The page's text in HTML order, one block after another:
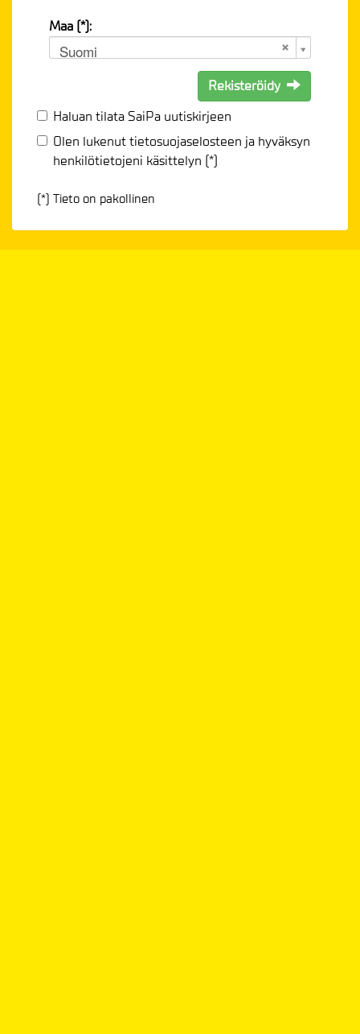
Maa (*):
Suomi
Rekisteröidy
Haluan tilata SaiPa uutiskirjeen
Olen lukenuttietosuojaselosteen ja hyväksyn
henkilötietojeni käsittelyn (*)
(*) Tieto on pakollinen